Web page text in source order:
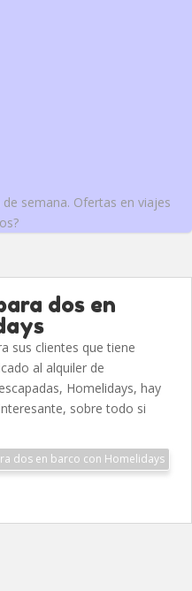
semana. Ofertas en viajes
dos en
sus clientes que tiene
al alquiler de
Homelidays, hay
sobre todo si
dos en barco con Homelidays